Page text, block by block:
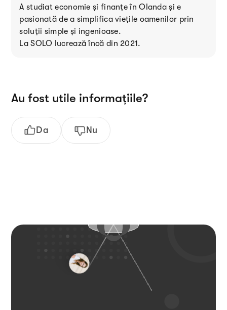
A studiat economie și finanțe în Olanda și e
pasionată de a simplifica viețile oamenilor prin
soluții simple și ingenioase.
La SOLO lucrează încă din 2021.
Au fost utile informațiile?
Da Nu